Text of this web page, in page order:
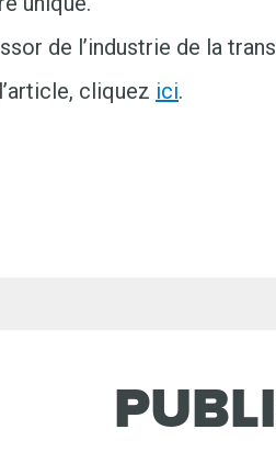
de l’industrie de la
cliquez ici.